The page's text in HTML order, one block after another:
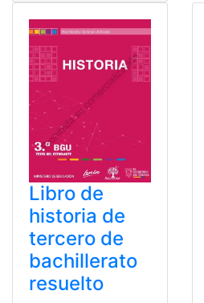
Libro de
historia de
tercero de
bachillerato
resuelto